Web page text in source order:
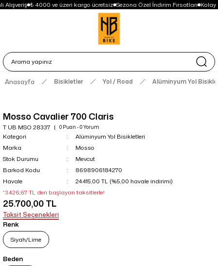
Alışveriş ₺ 4000 ve üzeri kargo ücretsiz Sezona Özel İndirim Fırsatları Kolay
Anasayfa Bisikletler Yol / Road Alüminyum Yol
Mosso Cavalier 700 Claris
T UB MSO 28337 0 Puan - 0 Yorum
Kategori
Alüminyum Yol Bisikletleri
Marka
Mosso
Stok Durumu
Mevcut
Barkod Kodu
8698906184270
Havale
24.415,00 TL (%5,00 havale indirimi)
*3.426,67 TL den başlayan taksitlerle!
25.700,00 TL
Taksit Seçenekleri
Renk
Siyah/Lime
Beden